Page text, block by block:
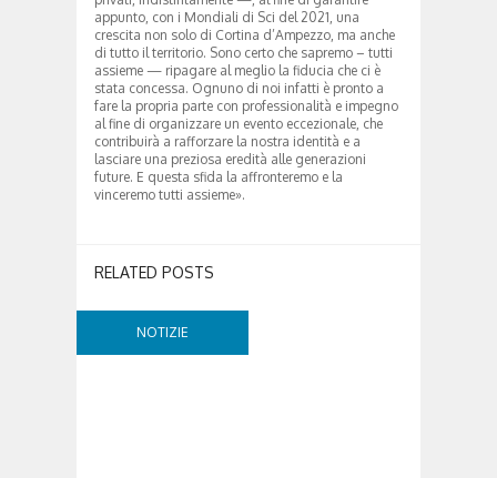
appunto, con i Mondiali di Sci del 2021, una
crescita non solo di Cortina d’Ampezzo, ma anche
di tutto il territorio. Sono certo che sapremo – tutti
assieme — ripagare al meglio la fiducia che ci è
stata concessa. Ognuno di noi infatti è pronto a
fare la propria parte con professionalità e impegno
al fine di organizzare un evento eccezionale, che
contribuirà a rafforzare la nostra identità e a
lasciare una preziosa eredità alle generazioni
future. E questa sfida la affronteremo e la
vinceremo tutti assieme».
RELATED POSTS
NOTIZIE